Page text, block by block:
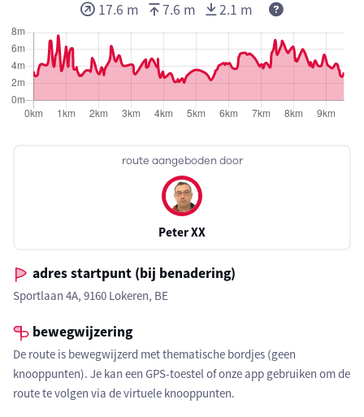
route aangeboden door
Peter XX
adres startpunt (bij benadering)
Sportlaan 4A, 9160 Lokeren, BE
bewegwijzering
De route is bewegwijzerd met thematische bordjes (geen
knooppunten). Je kan een GPS-toestel of onze app gebruiken om de
route te volgen via de virtuele knooppunten.
17.6 m 7.6 m 2.1 m